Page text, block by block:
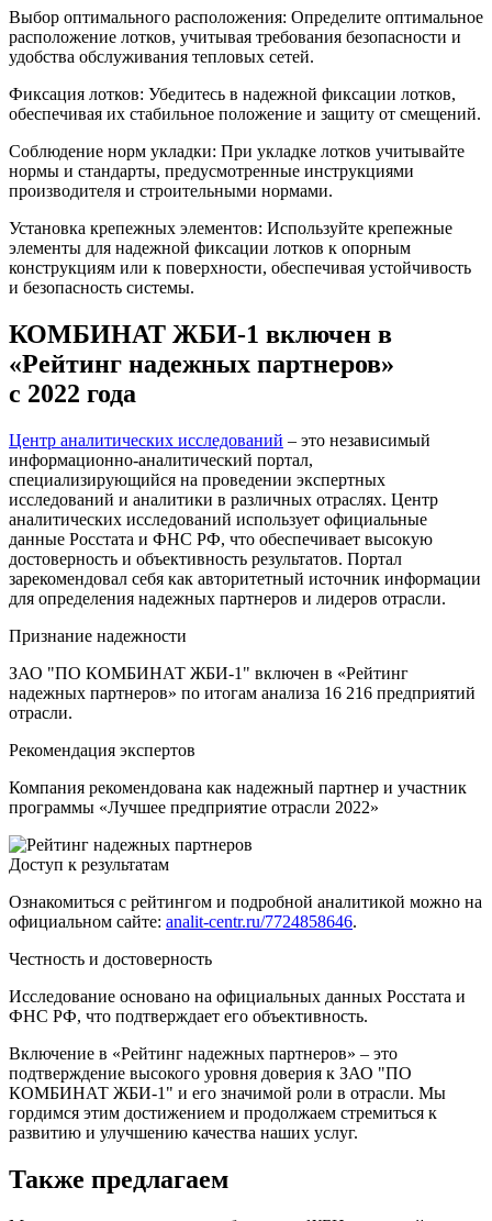
Выбор оптимального расположения: Определите оптимальное
расположение лотков, учитывая требования безопасности и
удобства обслуживания тепловых сетей.
Фиксация лотков: Убедитесь в надежной фиксации лотков,
обеспечивая их стабильное положение и защиту от смещений.
Соблюдение норм укладки: При укладке лотков учитывайте
нормы и стандарты, предусмотренные инструкциями
производителя и строительными нормами.
Установка крепежных элементов: Используйте крепежные
элементы для надежной фиксации лотков к опорным
конструкциям или к поверхности, обеспечивая устойчивость
и безопасность системы.
КОМБИНАТ ЖБИ-1 включен в
«Рейтинг надежных партнеров»
с 2022 года
Центр аналитических исследований – это независимый
информационно-аналитический портал,
специализирующийся на проведении экспертных
исследований и аналитики в различных отраслях. Центр
аналитических исследований использует официальные
данные Росстата и ФНС РФ, что обеспечивает высокую
достоверность и объективность результатов. Портал
зарекомендовал себя как авторитетный источник информации
для определения надежных партнеров и лидеров отрасли.
Признание надежности
ЗАО "ПО КОМБИНАТ ЖБИ-1" включен в «Рейтинг
надежных партнеров» по итогам анализа 16 216 предприятий
отрасли.
Рекомендация экспертов
Компания рекомендована как надежный партнер и участник
программы «Лучшее предприятие отрасли 2022»
Доступ к результатам
Ознакомиться с рейтингом и подробной аналитикой можно на
официальном сайте: analit-centr.ru/7724858646.
Честность и достоверность
Исследование основано на официальных данных Росстата и
ФНС РФ, что подтверждает его объективность.
Включение в «Рейтинг надежных партнеров» – это
подтверждение высокого уровня доверия к ЗАО "ПО
КОМБИНАТ ЖБИ-1" и его значимой роли в отрасли. Мы
гордимся этим достижением и продолжаем стремиться к
развитию и улучшению качества наших услуг.
Также предлагаем